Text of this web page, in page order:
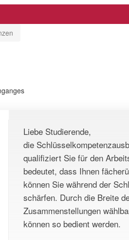
Liebe Studierende,
die
qualifiziert Sie für den
bedeutet, dass Ihnen
können Sie während der
schärfen. Durch die Breite
Zusammenstellungen
können so bedient werden.